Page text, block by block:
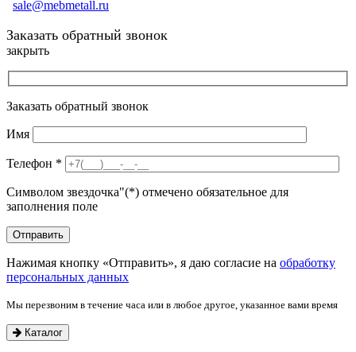
sale@mebmetall.ru
Заказать обратный звонок
закрыть
Заказать обратный звонок
Имя
Телефон *
Символом звездочка"(*) отмечено обязательное для
заполнения поле
Нажимая кнопку «Отправить», я даю согласие на обработку
персональных данных
Мы перезвоним в течение часа или в любое другое, указанное вами время
Каталог